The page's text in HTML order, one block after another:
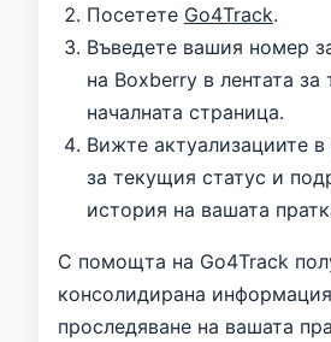
Посетете Go4Track.
Въведете вашия номер
на Boxberry в лентата за
началната страница.
Вижте актуализациите
за текущия статус и
история на вашата
С помощта на Go4Track
консолидирана
проследяване на вашата